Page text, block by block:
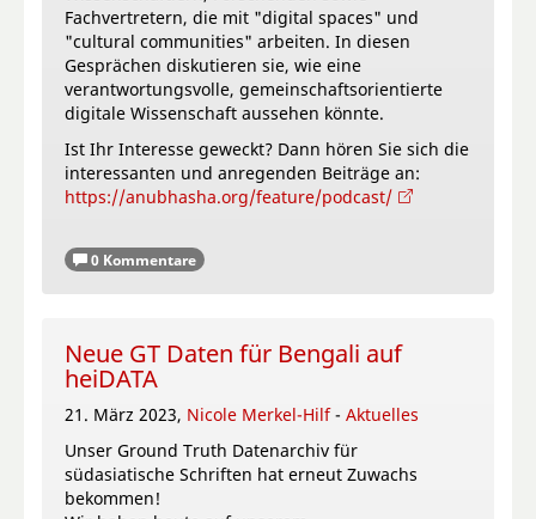
Fachvertretern, die mit "digital spaces" und
"cultural communities" arbeiten. In diesen
Gesprächen diskutieren sie, wie eine
verantwortungsvolle, gemeinschaftsorientierte
digitale Wissenschaft aussehen könnte.
Ist Ihr Interesse geweckt? Dann hören Sie sich die
interessanten und anregenden Beiträge an:
https://anubhasha.org/feature/podcast/
0 Kommentare
Neue GT Daten für Bengali auf
heiDATA
21. März 2023, Nicole Merkel-Hilf - Aktuelles
Unser Ground Truth Datenarchiv für
südasiatische Schriften hat erneut Zuwachs
bekommen!